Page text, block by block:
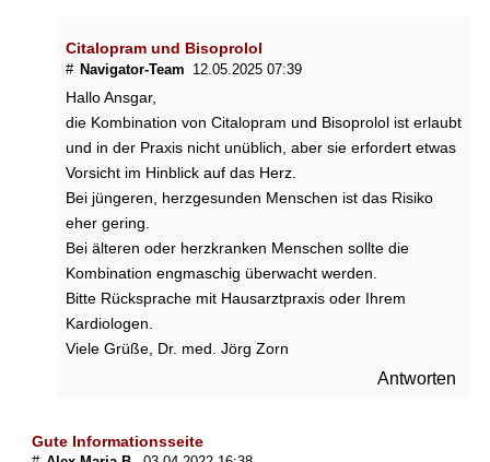
Citalopram und Bisoprolol
# Navigator-Team 12.05.2025 07:39
Hallo Ansgar,
die Kombination von Citalopram und Bisoprolol ist erlaubt
und in der Praxis nicht unüblich, aber sie erfordert etwas
Vorsicht im Hinblick auf das Herz.
Bei jüngeren, herzgesunden Menschen ist das Risiko
eher gering.
Bei älteren oder herzkranken Menschen sollte die
Kombination engmaschig überwacht werden.
Bitte Rücksprache mit Hausarztpraxis oder Ihrem
Kardiologen.
Viele Grüße, Dr. med. Jörg Zorn
Antworten
Gute Informationsseite